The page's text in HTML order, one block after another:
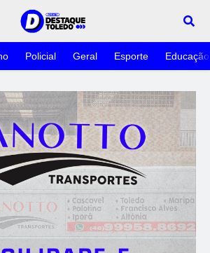
Policial Geral Esporte Educação